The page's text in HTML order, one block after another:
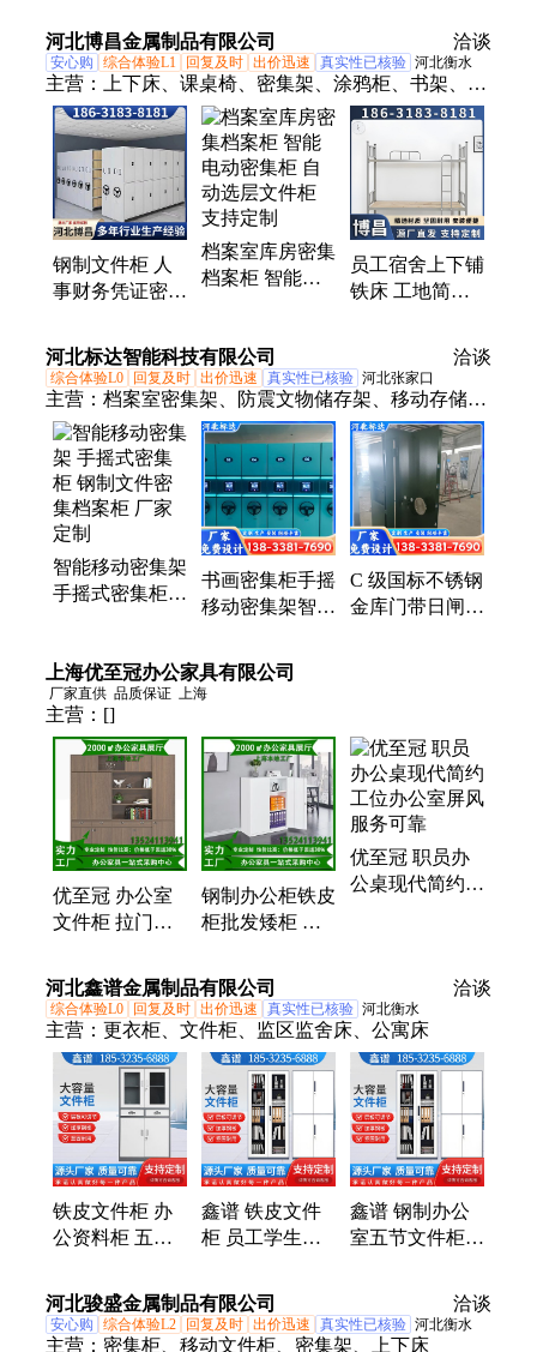
升工作效率环境
升工作效率环境
河北博昌金属制品有限公司 洽谈
安心购 综合体验L1 回复及时 出价迅速 真实性已核验 河北衡水
主营：
上下床、课桌椅、密集架、涂鸦柜、书架、监
狱床
钢制文件柜 人
事财务凭证密集
物资料柜 免费
测量
档案室库房密集
档案柜 智能电
持定制
员工宿舍上下铺
铁床 工地简易
寓高低钢架上下
床
河北标达智能科技有限公司 洽谈
综合体验L0 回复及时 出价迅速 真实性已核验 河北张家口
主营： 档案室密集架、防震文物储存架、移动存储密
集架、密集柜、移动凭证文件柜、智能密集柜、手摇
密集柜、智能密集架、书架、货架、手摇密集架
智能移动密集架
手摇式密集柜
书画密集柜手摇
移动密集架智能
放柜档案馆资料
柜
C 级国标不锈钢
金库门带日闸门
上海优至冠办公家具有限公司
厂家直供 品质保证 上海
主营： []
优至冠 办公室
文件柜 拉门储
柜质量保障
钢制办公柜铁皮
柜批发矮柜 优
资质齐全
优至冠 职员办
公桌现代简约工
河北鑫谱金属制品有限公司 洽谈
综合体验L0 回复及时 出价迅速 真实性已核验 河北衡水
主营： 更衣柜、文件柜、监区监舍床、公寓床
铁皮文件柜 办
公资料柜 五节
二斗 鑫谱 生产
厂家
鑫谱 铁皮文件
柜 员工学生储
斗 中三斗
鑫谱 钢制办公
室五节文件柜
河北骏盛金属制品有限公司 洽谈
安心购 综合体验L2 回复及时 出价迅速 真实性已核验 河北衡水
主营： 密集柜、移动文件柜、密集架、上下床